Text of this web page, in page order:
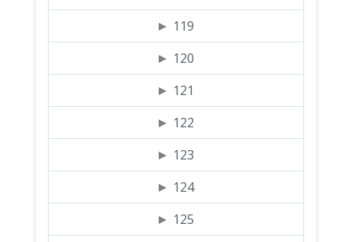
119
120
121
122
123
124
125